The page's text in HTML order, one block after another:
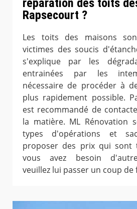
réparation des toits
Rapsecourt ?
Les toits des maisons
victimes des soucis
s'explique par les
entrainées par les
nécessaire de procéder à
plus rapidement possible.
est recommandé de
la matière. ML Rénovation
types d'opérations et
proposer des prix qui sont
vous avez besoin
veuillez lui passer un coup de